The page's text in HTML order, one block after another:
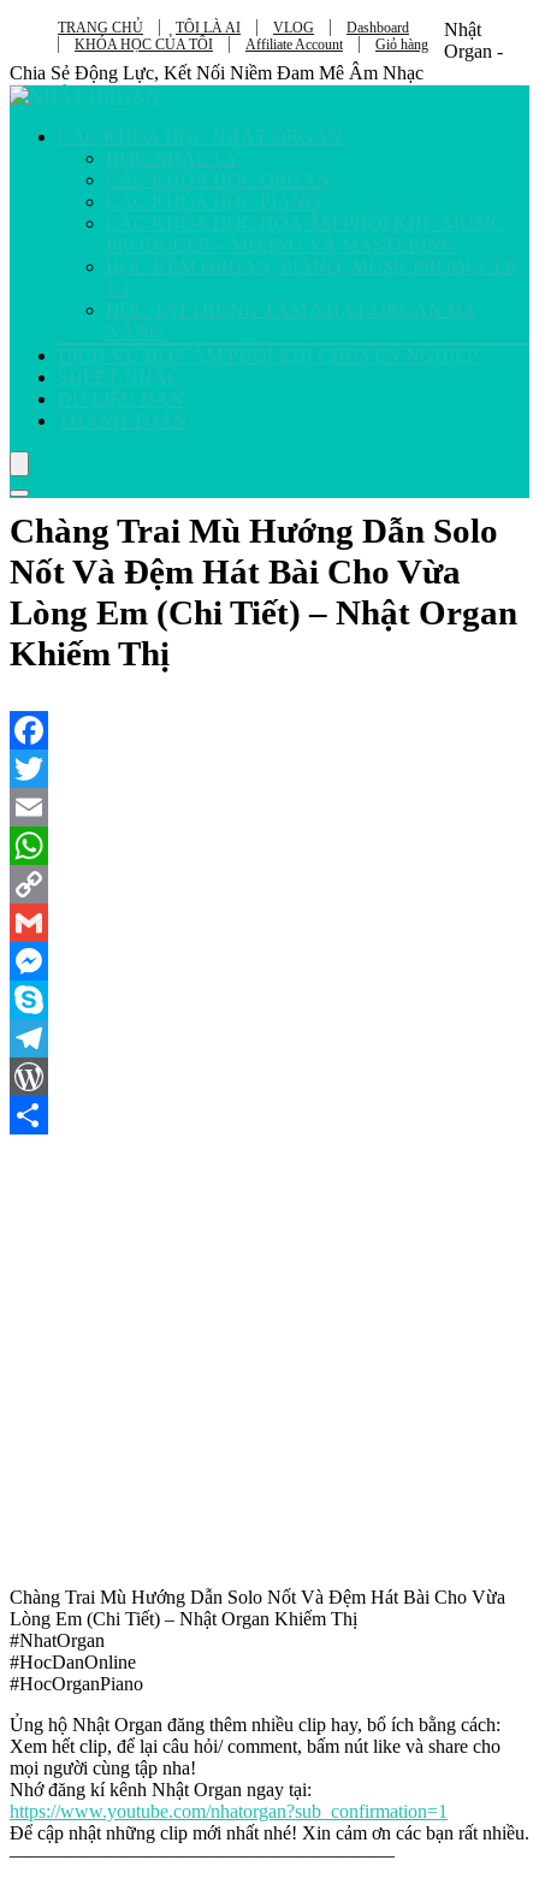
TRANG CHỦ TÔI LÀ AI VLOG
Dashboard
KHÓA HỌC CỦA TÔI
Affiliate Account Giỏ hàng
Nhật
Organ -
Chia Sẻ Động Lực, Kết Nối Niềm Đam Mê Âm Nhạc
CÁC KHÓA HỌC NHẬT ORGAN
HỌC NHẠC LÝ
CÁC KHÓA HỌC ORGAN
CÁC KHÓA HỌC PIANO
CÁC KHÓA HỌC HÒA ÂM PHỐI KHÍ / MUSIC
PRODUCER – MIXING VÀ MASTERING
HỌC KÈM ORGAN, PIANO, MUSICPRODUCER
1-1
HỌC TẠI TRUNG TÂM NHẬT ORGAN ĐÀ
NẴNG
DỊCH VỤ HÒA ÂM PHỐI KHÍ CHUYÊN NGHIỆP
SHEET NHẠC
DỮ LIỆU ĐÀN
THANH TOÁN
Chàng Trai Mù Hướng Dẫn Solo
Nốt Và Đệm Hát Bài Cho Vừa
Lòng Em (Chi Tiết) – Nhật Organ
Khiếm Thị
Facebook
Twitter
Email
WhatsApp
Copy
Link
Gmail
Messenger
Skype
Telegram
WordPress
Chàng Trai Mù Hướng Dẫn Solo Nốt Và Đệm Hát Bài Cho Vừa
Lòng Em (Chi Tiết) – Nhật Organ Khiếm Thị
#NhatOrgan
#HocDanOnline
#HocOrganPiano
Ủng hộ Nhật Organ đăng thêm nhiều clip hay, bổ ích bằng cách:
Xem hết clip, để lại câu hỏi/ comment, bấm nút like và share cho
mọi người cùng tập nha!
Nhớ đăng kí kênh Nhật Organ ngay tại:
https://www.youtube.com/nhatorgan?sub_confirmation=1
Để cập nhật những clip mới nhất nhé! Xin cảm ơn các bạn rất nhiều.
————————————————————